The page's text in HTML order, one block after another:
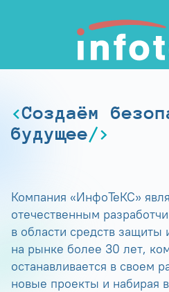
Создаём
будущее
Компания «ИнфоТеКС»
отечественным
в области средств
на рынке более 30 лет,
останавливается в своем
новые проекты и набирая